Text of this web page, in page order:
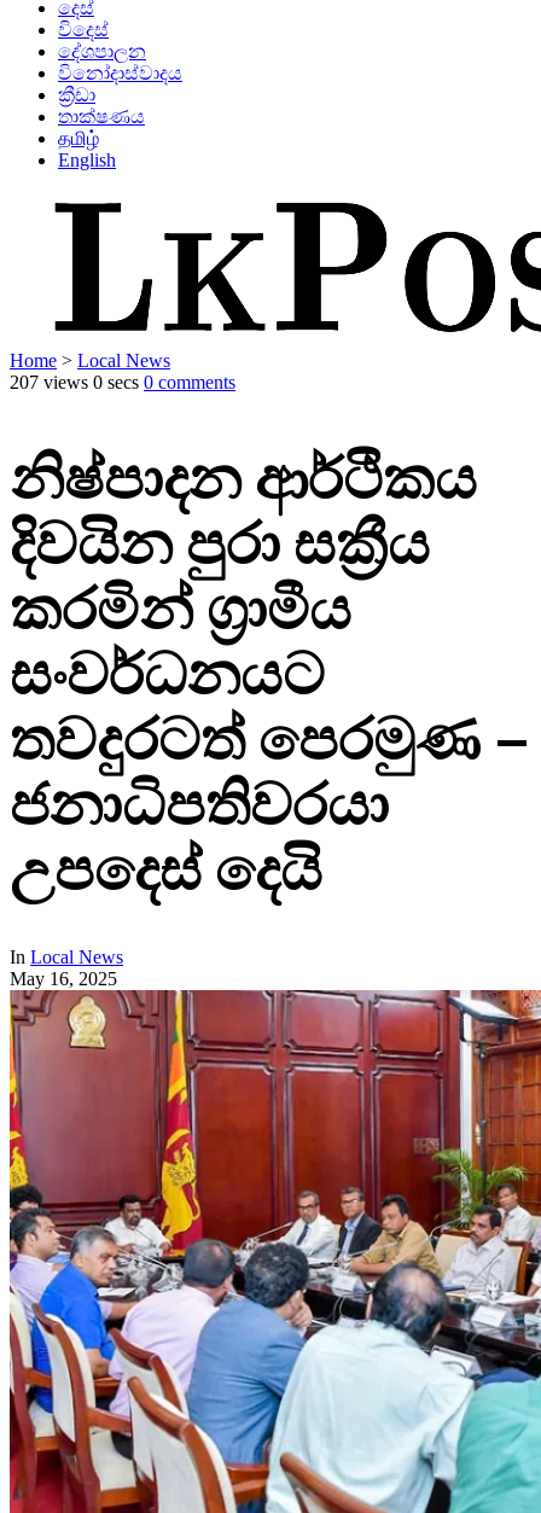
දෙස්
විදෙස්
දේශපාලන
විනෝදාස්වාදය
ක්‍රීඩා
තාක්ෂණය
தமிழ்
English
Home > Local News
207 views 0 secs 0 comments
නිෂ්පාදන ආර්ථිකය
දිවයින පුරා සක්‍රීය
කරමින් ග්‍රාමීය
සංවර්ධනයට
තවදුරටත් පෙරමුණ –
ජනාධිපතිවරයා
උපදෙස් දෙයි
In Local News
May 16, 2025